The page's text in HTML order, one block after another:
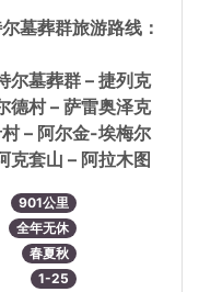
墓葬群旅游路线：
尔墓葬群 – 捷列克
德村 – 萨雷奥泽克
– 阿尔金-埃梅尔
克套山 – 阿拉木图
901公里
全年无休
春夏秋
1-25